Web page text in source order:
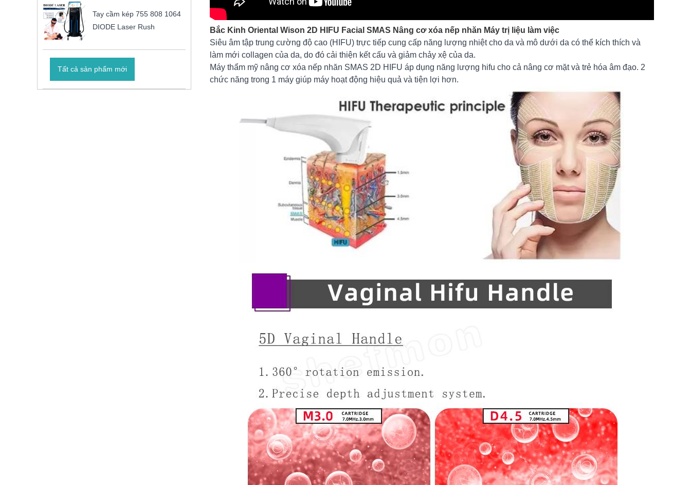
Tay cầm kép 755 808 1064
DIODE Laser Rush
Tất cả sản phẩm mới
Bắc Kinh Oriental Wison 2D HIFU Facial SMAS Nâng cơ xóa nếp nhăn Máy trị liệu làm việc
Siêu âm tập trung cường độ cao (HIFU) trực tiếp cung cấp năng lượng nhiệt cho da và mô dưới da có thể kích thích và
làm mới collagen của da, do đó cải thiện kết cấu và giảm chảy xệ của da.
Máy thẩm mỹ nâng cơ xóa nếp nhăn SMAS 2D HIFU áp dụng năng lượng hifu cho cả nâng cơ mặt và trẻ hóa âm đạo. 2
chức năng trong 1 máy giúp máy hoạt động hiệu quả và tiện lợi hơn.